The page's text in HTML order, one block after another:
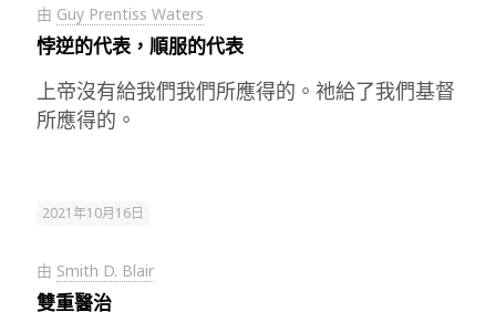
由 Guy Prentiss Waters
悖逆的代表，順服的代表
上帝沒有給我們我們所應得的。祂給了我們基督
所應得的。
2021年10月16日
由 Smith D. Blair
雙重醫治